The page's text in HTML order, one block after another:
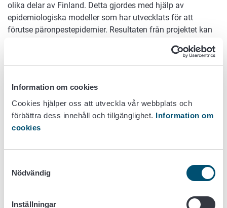
Information om cookies
Cookies hjälper oss att utveckla vår webbplats och
förbättra dess innehåll och tillgänglighet. Information om
cookies
Nödvändig
Inställningar
olika delar av Finland. Detta gjordes med hjälp av
epidemiologiska modeller som har utvecklats för att
förutse päronpestepidemier. Resultaten från projektet kan
päronpest till Finland. Resultaten kan också användas för
att planera inspektioner för påvisande av päronpest.
Forskargrupp
Mariela Marinova-Todorova (Evira)
Salla Hannunen (Evira)
Tidtabell
2013 - 2014
Finansiering